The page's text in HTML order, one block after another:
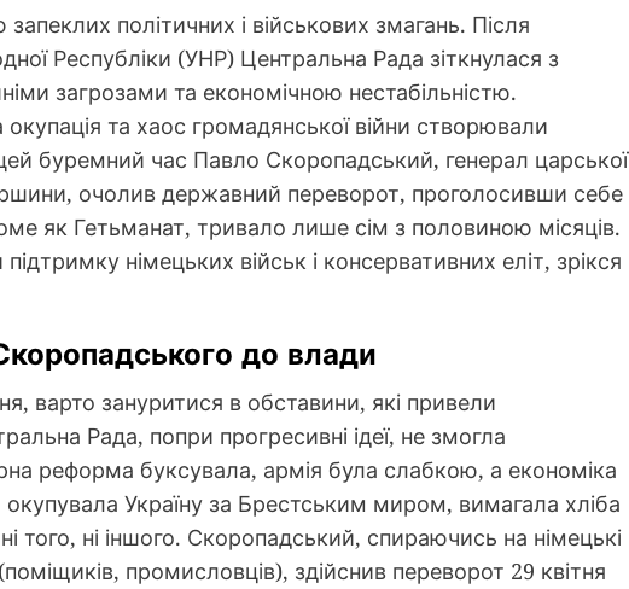
політичних і військових змагань. Після
Республіки (УНР) Центральна Рада зіткнулася з
загрозами та економічною нестабільністю.
та хаос громадянської війни створювали
буремний час Павло Скоропадський, генерал царської
очолив державний переворот, проголосивши себе
як Гетьманат, тривало лише сім з половиною місяців.
німецьких військ і консервативних еліт, зрікся
до влади
варто зануритися в обставини, які привели
Рада, попри прогресивні ідеї, не змогла
реформа буксувала, армія була слабкою, а економіка
Україну за Брестським миром, вимагала хліба
того, ні іншого. Скоропадський, спираючись на німецькі
промисловців), здійснив переворот 29 квітня